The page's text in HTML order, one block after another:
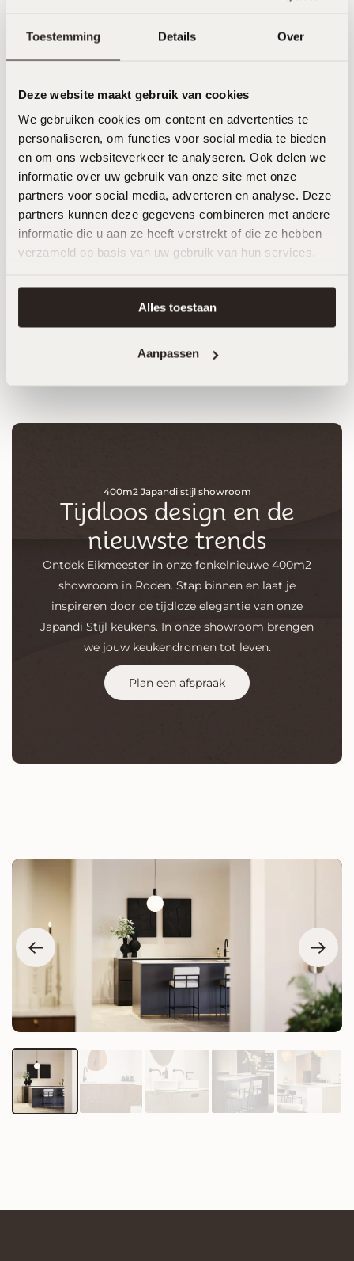
Toestemming Details Over
Deze website maakt gebruik van cookies
We gebruiken cookies om content en advertenties te
personaliseren, om functies voor social media te bieden
en om ons websiteverkeer te analyseren. Ook delen we
informatie over uw gebruik van onze site met onze
partners voor social media, adverteren en analyse. Deze
partners kunnen deze gegevens combineren met andere
informatie die u aan ze heeft verstrekt of die ze hebben
verzameld op basis van uw gebruik van hun services.
Alles toestaan
Aanpassen
info@eikmeester.nl
085 27 35 113
Eikmeester B.V.
BTW & KvK
BTW: NL869227919B01
KvK: 42001364
Neem contact op
400m2 Japandi stijl showroom
Tijdloos design en de
nieuwste trends
Ontdek Eikmeester in onze fonkelnieuwe 400m2
showroom in Roden. Stap binnen en laat je
inspireren door de tijdloze elegantie van onze
Japandi Stijl keukens. In onze showroom brengen
we jouw keukendromen tot leven.
Plan een afspraak